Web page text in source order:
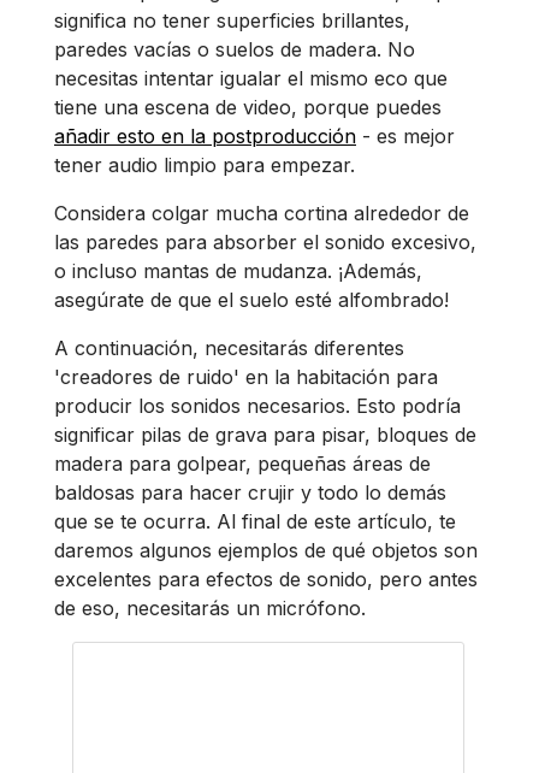
significa no tener superficies brillantes,
paredes vacías o suelos de madera. No
necesitas intentar igualar el mismo eco que
tiene una escena de video, porque puedes
añadir esto en la postproducción - es mejor
tener audio limpio para empezar.
Considera colgar mucha cortina alrededor de
las paredes para absorber el sonido excesivo,
o incluso mantas de mudanza. ¡Además,
asegúrate de que el suelo esté alfombrado!
A continuación, necesitarás diferentes
'creadores de ruido' en la habitación para
producir los sonidos necesarios. Esto podría
significar pilas de grava para pisar, bloques de
madera para golpear, pequeñas áreas de
baldosas para hacer crujir y todo lo demás
que se te ocurra. Al final de este artículo, te
daremos algunos ejemplos de qué objetos son
excelentes para efectos de sonido, pero antes
de eso, necesitarás un micrófono.